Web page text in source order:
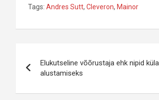
Tags: Andres Sutt, Cleveron, Mainor
Elukutseline võõrustaja ehk nipid
alustamiseks